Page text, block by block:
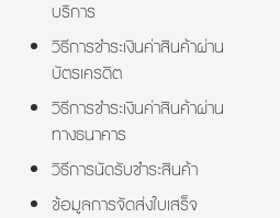
บริการ
วิธีการชำระเงินค่าสินค้าผ่าน
บัตรเครดิต
วิธีการชำระเงินค่าสินค้าผ่าน
ทางธนาคาร
วิธีการนัดรับชำระสินค้า
ข้อมูลการจัดส่งใบเสร็จ